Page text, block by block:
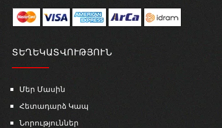
ՏԵՂԵԿԱՏՎՈՒԹՅՈՒՆ
Մեր Մասին
Հետադարձ Կապ
Նորություններ